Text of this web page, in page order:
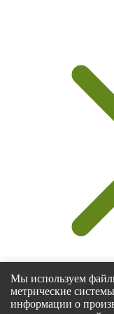
Мы используем
метрические
информации о